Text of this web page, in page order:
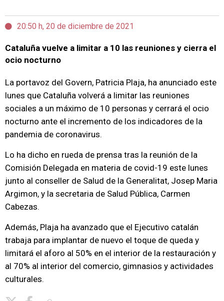
20:50 h, 20 de diciembre de 2021
Cataluña vuelve a limitar a 10 las reuniones y cierra el
ocio nocturno
La portavoz del Govern, Patricia Plaja, ha anunciado este
lunes que Cataluña volverá a limitar las reuniones
sociales a un máximo de 10 personas y cerrará el ocio
nocturno ante el incremento de los indicadores de la
pandemia de coronavirus.
Lo ha dicho en rueda de prensa tras la reunión de la
Comisión Delegada en materia de covid-19 este lunes
junto al conseller de Salud de la Generalitat, Josep Maria
Argimon, y la secretaria de Salud Pública, Carmen
Cabezas.
Además, Plaja ha avanzado que el Ejecutivo catalán
trabaja para implantar de nuevo el toque de queda y
limitará el aforo al 50% en el interior de la restauración y
al 70% al interior del comercio, gimnasios y actividades
culturales.